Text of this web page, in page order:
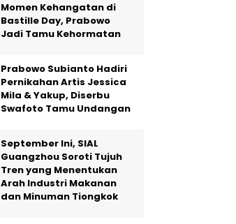
Momen Kehangatan di
Bastille Day, Prabowo
Jadi Tamu Kehormatan
Prabowo Subianto Hadiri
Pernikahan Artis Jessica
Mila & Yakup, Diserbu
Swafoto Tamu Undangan
September Ini, SIAL
Guangzhou Soroti Tujuh
Tren yang Menentukan
Arah Industri Makanan
dan Minuman Tiongkok